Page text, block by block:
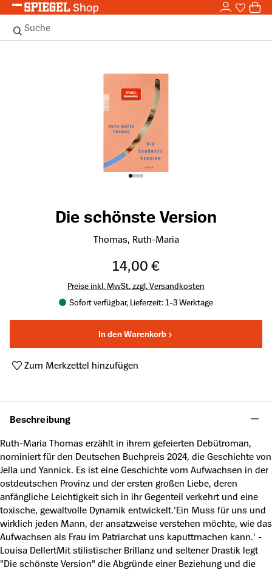
Zum Hauptinhalt springen 0
Suche
Die schönste Version
Thomas, Ruth-Maria
14,00 €
Preise inkl. MwSt. zzgl. Versandkosten
Sofort verfügbar, Lieferzeit: 1-3 Werktage
In den Warenkorb
Zum Merkzettel hinzufügen
Beschreibung
Ruth-Maria Thomas erzählt in ihrem gefeierten Debütroman,
nominiert für den Deutschen Buchpreis 2024, die Geschichte von
Jella und Yannick. Es ist eine Geschichte vom Aufwachsen in der
ostdeutschen Provinz und der ersten großen Liebe, deren
anfängliche Leichtigkeit sich in ihr Gegenteil verkehrt und eine
toxische, gewaltvolle Dynamik entwickelt.'Ein Muss für uns und
wirklich jeden Mann, der ansatzweise verstehen möchte, wie das
Aufwachsen als Frau im Patriarchat uns kaputtmachen kann.' -
Louisa DellertMit stilistischer Brillanz und seltener Drastik legt
"Die schönste Version" die Abgründe einer Beziehung und die